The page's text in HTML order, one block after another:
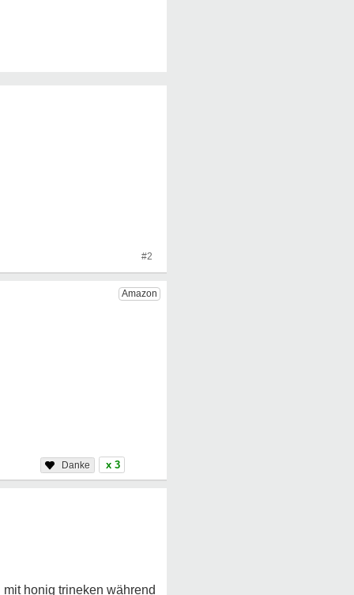
#2
x 3
honig trineken während